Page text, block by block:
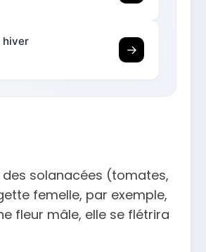
hiver
→
solanacées (tomates,
femelle, par exemple,
fleur mâle, elle se flétrira